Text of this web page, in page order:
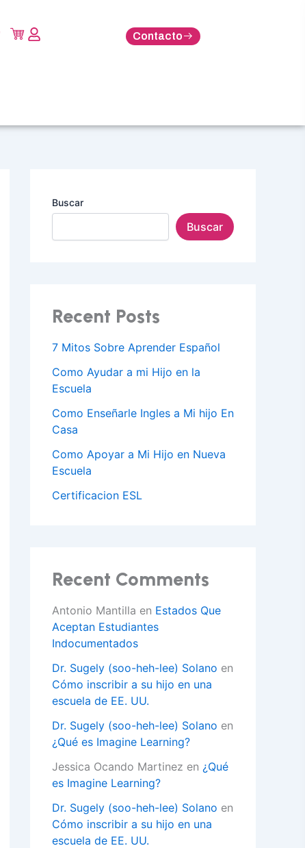
Contacto
Buscar
Buscar
Recent Posts
7 Mitos Sobre Aprender Español
Como Ayudar a mi Hijo en la
Escuela
Como Enseñarle Ingles a Mi hijo En
Casa
Como Apoyar a Mi Hijo en Nueva
Escuela
Certificacion ESL
Recent Comments
Antonio Mantilla en Estados Que
Aceptan Estudiantes
Indocumentados
Dr. Sugely (soo-heh-lee) Solano en
Cómo inscribir a su hijo en una
escuela de EE. UU.
Dr. Sugely (soo-heh-lee) Solano en
¿Qué es Imagine Learning?
Jessica Ocando Martinez en ¿Qué
es Imagine Learning?
Dr. Sugely (soo-heh-lee) Solano en
Cómo inscribir a su hijo en una
escuela de EE. UU.